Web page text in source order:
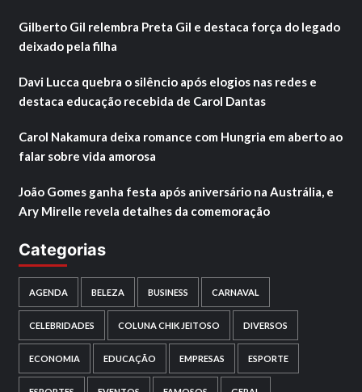
Gilberto Gil relembra Preta Gil e destaca força do legado
deixado pela filha
Davi Lucca quebra o silêncio após elogios nas redes e
destaca educação recebida de Carol Dantas
Carol Nakamura deixa romance com Hungria em aberto ao
falar sobre vida amorosa
João Gomes ganha festa após aniversário na Austrália, e
Ary Mirelle revela detalhes da comemoração
Categorias
AGENDA BELEZA BUSINESS CARNAVAL
CELEBRIDADES COLUNA CHIK JEITOSO DIVERSOS
ECONOMIA EDUCAÇÃO EMPRESAS ESPORTE